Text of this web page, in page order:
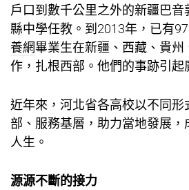
戶口到數千公里之外的新疆巴
縣中學任教。到2013年，已有
養網畢業生在新疆、西藏、貴州
作，扎根西部。他們的事跡引起
近年來，河北省各高校以不同形
部、服務基層，助力當地發展
人生。
源源不斷的接力